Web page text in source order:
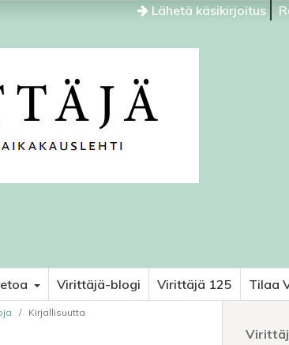
Lähetä käsikirjoitus
Virittäjä-blogi Virittäjä 125 Tilaa
/ Kirjallisuutta